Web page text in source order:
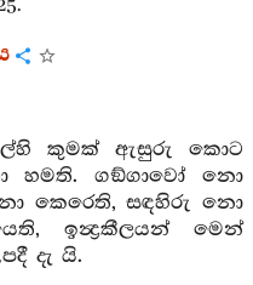
කුමක් ඇසුරු කොට
හමති. ගඞ්ගාවෝ නො
කෙරෙති, සඳහිරු නො
ඉන්‍ද්‍රකීලයන් මෙන්
දැ යි.